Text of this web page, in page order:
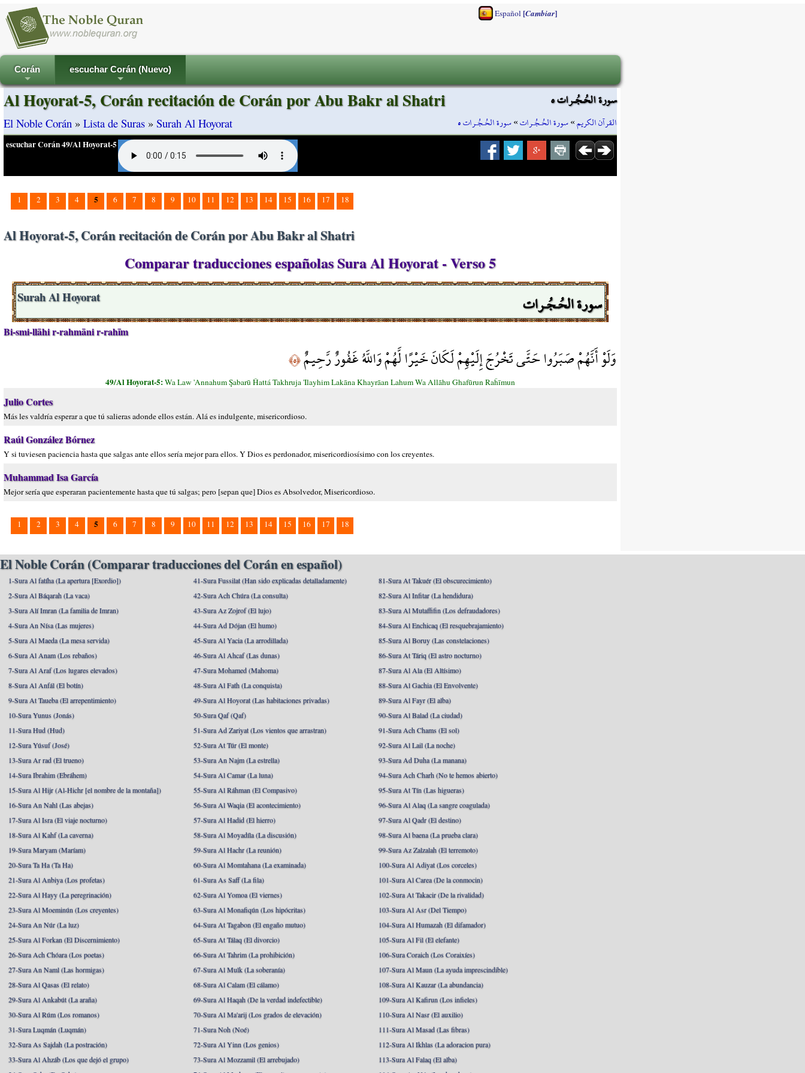
Español [Cambiar]
+
Corán
+
escuchar Corán (Nuevo)
سورة الحُـجُـرات ٥
القرآن الكريم»سورة الحُـجُـرات»سورة الحُـجُـرات ٥
Al Hoyorat-5, Corán recitación de Corán por Abu Bakr al Shatri
El Noble Corán » Lista de Suras » Surah Al Hoyorat
escuchar Corán 49/Al Hoyorat-5
1 2 3 4 5 6 7 8 9 10 11 12 13 14 15 16 17 18
Al Hoyorat-5, Corán recitación de Corán por Abu Bakr al Shatri
Comparar traducciones españolas Sura Al Hoyorat - Verso 5
سورة الحُـجُـرات Surah Al Hoyorat
Bi-smi-llāhi r-rahmāni r-rahīm
وَلَوْ أَنَّهُمْ صَبَرُوا حَتَّى تَخْرُجَ إِلَيْهِمْ لَكَانَ خَيْرًا لَّهُمْ وَاللَّهُ غَفُورٌ رَّحِيمٌ﴿٥﴾
49/Al Hoyorat-5:Wa Law 'Annahum Şabarū Ĥattá Takhruja 'Ilayhim Lakāna Khayrāan Lahum Wa Allāhu Ghafūrun Raĥīmun
Julio Cortes
Más les valdría esperar a que tú salieras adonde ellos están. Alá es indulgente, misericordioso.
Raúl González Bórnez
Y si tuviesen paciencia hasta que salgas ante ellos sería mejor para ellos. Y Dios es perdonador, misericordiosísimo con los creyentes.
Muhammad Isa García
Mejor sería que esperaran pacientemente hasta que tú salgas; pero [sepan que] Dios es Absolvedor, Misericordioso.
1 2 3 4 5 6 7 8 9 10 11 12 13 14 15 16 17 18
El Noble Corán (Comparar traducciones del Corán en español)
1-Sura Al fatíha (La apertura [Exordio])
2-Sura Al Báqarah (La vaca)
3-Sura Alí Imran (La familia de Imran)
4-Sura An Nísa (Las mujeres)
5-Sura Al Maeda (La mesa servida)
6-Sura Al Anam (Los rebaños)
7-Sura Al Araf (Los lugares elevados)
8-Sura Al Anfál (El botín)
9-Sura At Taueba (El arrepentimiento)
10-Sura Yunus (Jonás)
11-Sura Hud (Hud)
12-Sura Yúsuf (José)
13-Sura Ar rad (El trueno)
14-Sura Ibrahim (Ebráhem)
15-Sura Al Hijr (Al-Hichr [el nombre de la montaña])
16-Sura An Nahl (Las abejas)
17-Sura Al Isra (El viaje nocturno)
18-Sura Al Kahf (La caverna)
19-Sura Maryam (Maríam)
20-Sura Ta Ha (Ta Ha)
21-Sura Al Anbiya (Los profetas)
22-Sura Al Hayy (La peregrinación)
23-Sura Al Moeminún (Los creyentes)
24-Sura An Núr (La luz)
25-Sura Al Forkan (El Discernimiento)
26-Sura Ach Chóara (Los poetas)
27-Sura An Naml (Las hormigas)
28-Sura Al Qasas (El relato)
29-Sura Al Ankabút (La araña)
30-Sura Al Rúm (Los romanos)
31-Sura Luqmán (Luqmán)
32-Sura As Sajdah (La postración)
33-Sura Al Ahzáb (Los que dejó el grupo)
41-Sura Fussilat (Han sido explicadas detalladamente)
42-Sura Ach Chúra (La consulta)
43-Sura Az Zojrof (El lujo)
44-Sura Ad Dójan (El humo)
45-Sura Al Yacia (La arrodillada)
46-Sura Al Ahcaf (Las dunas)
47-Sura Mohamed (Mahoma)
48-Sura Al Fath (La conquista)
49-Sura Al Hoyorat (Las habitaciones privadas)
50-Sura Qaf (Qaf)
51-Sura Ad Zariyat (Los vientos que arrastran)
52-Sura At Túr (El monte)
53-Sura An Najm (La estrella)
54-Sura Al Camar (La luna)
55-Sura Al Ráhman (El Compasivo)
56-Sura Al Waqia (El acontecimiento)
57-Sura Al Hadid (El hierro)
58-Sura Al Moyadíla (La discusión)
59-Sura Al Hachr (La reunión)
60-Sura Al Momtahana (La examinada)
61-Sura As Saff (La fila)
62-Sura Al Yomoa (El viernes)
63-Sura Al Monafiqún (Los hipócritas)
64-Sura At Tagabon (El engaño mutuo)
65-Sura At Tálaq (El divorcio)
66-Sura At Tahrim (La prohibición)
67-Sura Al Mulk (La soberanía)
68-Sura Al Calam (El cálamo)
69-Sura Al Haqah (De la verdad indefectible)
70-Sura Al Ma'arij (Los grados de elevación)
71-Sura Noh (Noé)
72-Sura Al Yinn (Los genios)
73-Sura Al Mozzamil (El arrebujado)
81-Sura At Takuér (El obscurecimiento)
82-Sura Al Infitar (La hendidura)
83-Sura Al Mutaffifin (Los defraudadores)
84-Sura Al Enchicaq (El resquebrajamiento)
85-Sura Al Boruy (Las constelaciones)
86-Sura At Táriq (El astro nocturno)
87-Sura Al Ala (El Altísimo)
88-Sura Al Gachia (El Envolvente)
89-Sura Al Fayr (El alba)
90-Sura Al Balad (La ciudad)
91-Sura Ach Chams (El sol)
92-Sura Al Lail (La noche)
93-Sura Ad Duha (La manana)
94-Sura Ach Charh (No te hemos abierto)
95-Sura At Tín (Las higueras)
96-Sura Al Alaq (La sangre coagulada)
97-Sura Al Qadr (El destino)
98-Sura Al baena (La prueba clara)
99-Sura Az Zalzalah (El terremoto)
100-Sura Al Adiyat (Los corceles)
101-Sura Al Carea (De la conmocin)
102-Sura At Takacir (De la rivalidad)
103-Sura Al Asr (Del Tiempo)
104-Sura Al Humazah (El difamador)
105-Sura Al Fil (El elefante)
106-Sura Coraich (Los Coraixíes)
107-Sura Al Maun (La ayuda imprescindible)
108-Sura Al Kauzar (La abundancia)
109-Sura Al Kafirun (Los infieles)
110-Sura Al Nasr (El auxilio)
111-Sura Al Masad (Las fibras)
112-Sura Al Ikhlas (La adoracion pura)
113-Sura Al Falaq (El alba)